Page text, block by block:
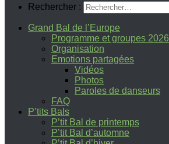
Rechercher :
Grand Bal de l’Europe
Programme et groupes 2026
Organisation
Emotions partagées
Vidéos
Photos
Paroles de danseurs
FAQ
P’tits Bals
P’tit Bal de printemps
P’tit Bal d’automne